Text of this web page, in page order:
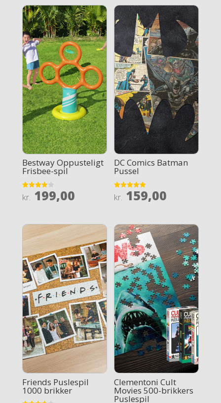
Bestway Oppusteligt
Frisbee-spil
Rated
4
kr. 199,00
DC Comics Batman
Pussel
Rated
4.9
kr. 159,00
Friends Puslespil
1000 brikker
Clementoni Cult
Movies 500-brikkers
Puslespil